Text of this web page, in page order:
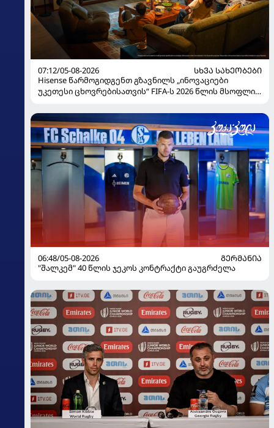
07:12/05-08-2026
ᲡᲮᲕᲐ ᲡᲐᲮᲔᲝᲑᲔᲑᲘ
Hisense წარმოგიდგენთ გზავნილს „ინოვაციები
უკეთესი ცხოვრებისათვის“ FIFA-ს 2026 წლის მსოფლიო
06:48/05-08-2026
ᲒᲔᲠᲛᲐᲜᲘᲐ
"შალკემ" 40 წლის ჯეკოს კონტრაქტი გაუგრძელა